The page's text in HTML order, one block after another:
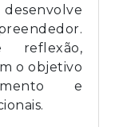
reflexão,
o objetivo
e